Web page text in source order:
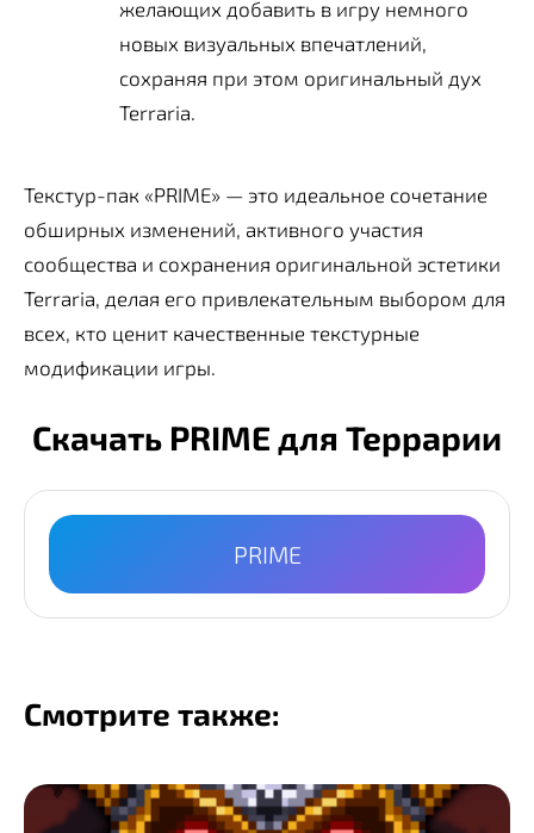
желающих добавить в игру немного
новых визуальных впечатлений,
сохраняя при этом оригинальный дух
Terraria.
Текстур-пак «PRIME» — это идеальное сочетание
обширных изменений, активного участия
сообщества и сохранения оригинальной эстетики
Terraria, делая его привлекательным выбором для
всех, кто ценит качественные текстурные
модификации игры.
Скачать PRIME для Террарии
PRIME
Смотрите также: